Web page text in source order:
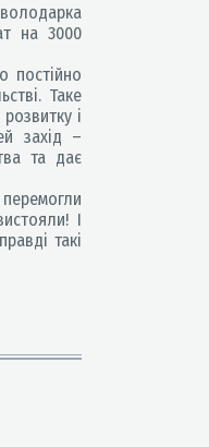
на 3000
постійно
Таке
і
захід –
та дає
І
такі